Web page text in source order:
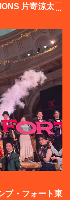
片寄涼太登
ブ・フォート東